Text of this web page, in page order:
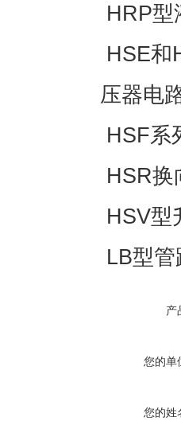
HRP型
HSE和
压器电
HSF系
HSR换
HSV型
LB型
产
您的单
您的姓